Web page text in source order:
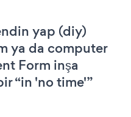
yap (diy)
ya da computer
Form inşa
“in 'no time'”